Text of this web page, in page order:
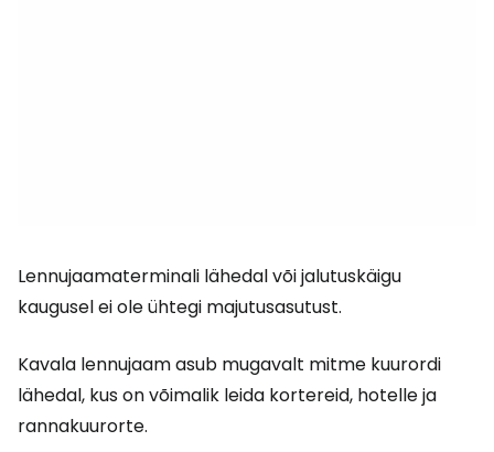
Lennujaamaterminali lähedal või jalutuskäigu
kaugusel ei ole ühtegi majutusasutust.
Kavala lennujaam asub mugavalt mitme kuurordi
lähedal, kus on võimalik leida kortereid, hotelle ja
rannakuurorte.